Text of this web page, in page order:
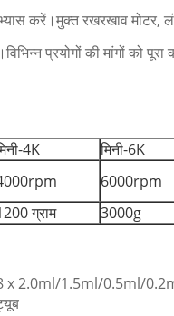
करें।मुक्त रखरखाव मोटर,
प्रयोगों की मांगों को
4K मिनी-6K
6000rpm
ग्राम 3000g
x 2.0ml/1.5ml/0.5ml/